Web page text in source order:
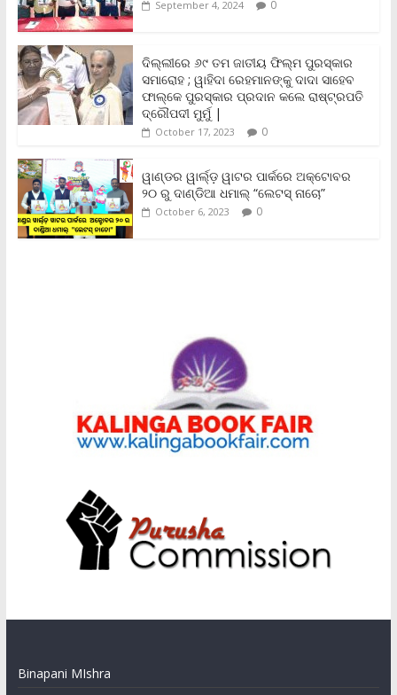
k
p
k
i
d
l
y
September 4, 2024 0
ଦିଲ୍ଲୀରେ ୬୯ ତମ ଜାତୀୟ ଫିଲ୍ମ ପୁରସ୍କାର
ସମାରୋହ ; ୱାହିଦା ରେହମାନଙ୍କୁ ଦାଦା ସାହେବ
ଫାଲ୍‌କେ ପୁରସ୍କାର ପ୍ରଦାନ କଲେ ରାଷ୍ଟ୍ରପତି
ଦ୍ରୌପଦୀ ମୁର୍ମୁ |
October 17, 2023 0
ୱାଣ୍ଡର ୱାର୍ଲ୍‌ଡ଼ ୱାଟର ପାର୍କରେ ଅକ୍ଟୋବର
୨୦ ରୁ ଦାଣ୍ଡିଆ ଧମାଲ୍ “ଲେଟସ୍ ନାଚୋ”
October 6, 2023 0
Binapani MIshra